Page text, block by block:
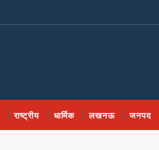
राष्ट्रीय धार्मिक लखनऊ जनपद